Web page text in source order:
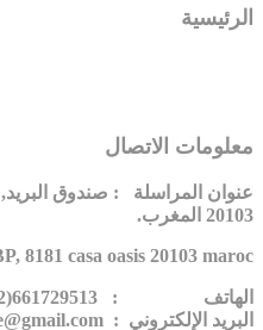
الرئيسية
معلومات الاتصال
20103 المغرب.
BP, 8181 casa oasis 20103 maroc
الهاتف : 661729513(212)+
البريد الإلكتروني : jmc.bilahodoudpresse@gmail.com